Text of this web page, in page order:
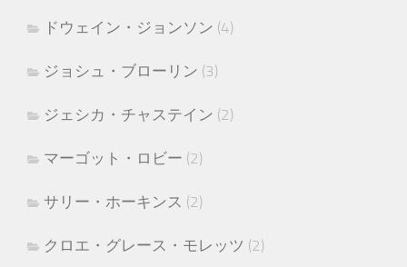
ドウェイン・ジョンソン (4)
ジョシュ・ブローリン (3)
ジェシカ・チャステイン (2)
マーゴット・ロビー (2)
サリー・ホーキンス (2)
クロエ・グレース・モレッツ (2)